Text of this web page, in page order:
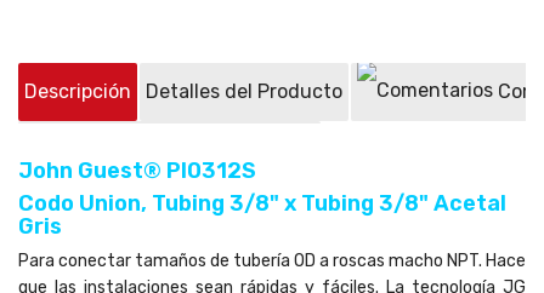
Descripción Detalles del Producto
John Guest® PI0312S
Codo Union, Tubing 3/8" x Tubing 3/8" Acetal
Gris
Para conectar tamaños de tubería OD a roscas macho NPT. Hace
que las instalaciones sean rápidas y fáciles. La tecnología JG